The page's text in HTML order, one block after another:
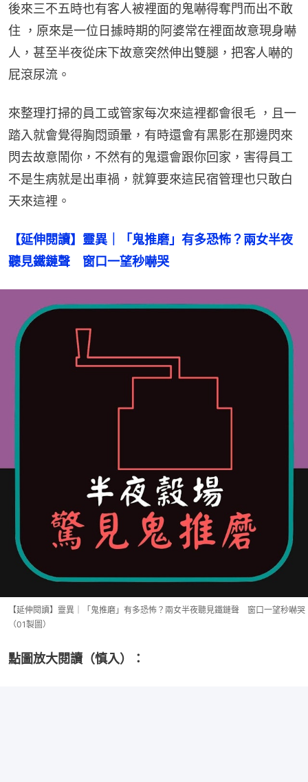
後來三不五時也有客人被裡面的鬼嚇得奪門而出不敢
住 ，原來是一位日據時期的阿婆常在裡面故意現身嚇
人，甚至半夜從床下故意突然伸出雙腿，把客人嚇的
屁滾尿流。
來整理打掃的員工或管家每次來這裡都會很毛 ，且一
踏入就會覺得胸悶頭暈，有時還會有黑影在那邊閃來
閃去故意鬧你，不然有的鬼還會跟你回家，害得員工
不是生病就是出車禍，就算要來這民宿管理也只敢白
天來這裡。
【延伸閱讀】靈異｜「鬼推磨」有多恐怖？兩女半夜
聽見鐵鏈聲　窗口一望秒嚇哭
【延伸閱讀】靈異｜「鬼推磨」有多恐怖？兩女半夜聽見鐵鏈聲 窗口一望秒嚇哭
（01製圖）
點圖放大閱讀（慎入）：